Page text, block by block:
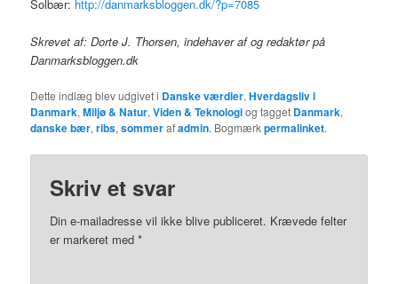
Solbær: http://danmarksbloggen.dk/?p=7085
Skrevet af: Dorte J. Thorsen, indehaver af og redaktør på
Danmarksbloggen.dk
Dette indlæg blev udgivet i Danske værdier,Hverdagsliv i
Danmark,Miljø & Natur,Viden & Teknologiog tagget Danmark,
danske bær,ribs,sommerafadmin. Bogmærkpermalinket.
Skriv et svar
Din e-mailadresse vil ikke blive publiceret. Krævede felter
er markeret med*